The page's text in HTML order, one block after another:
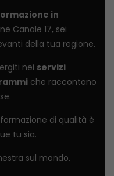
in
Canale 17, sei
della tua regione.
nei servizi
che raccontano
di qualità è
tu sia.
sul mondo.